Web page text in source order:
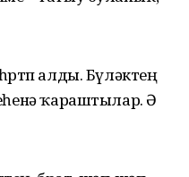
алды. Бүләктең
ҡараштылар. Ә